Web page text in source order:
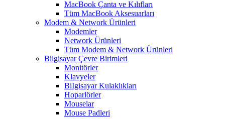
MacBook Çanta ve Kılıfları
Tüm MacBook Aksesuarları
Modem & Network Ürünleri
Modemler
Network Ürünleri
Tüm Modem & Network Ürünleri
Bilgisayar Çevre Birimleri
Monitörler
Klavyeler
BiIgisayar Kulaklıkları
Hoparlörler
Mouselar
Mouse Padleri